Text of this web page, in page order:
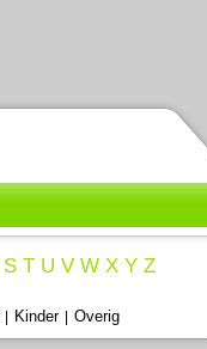
S T U V W X Y Z
Kinder| Overig